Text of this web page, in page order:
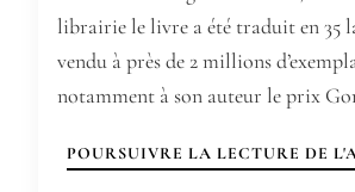
librairie le livre a été traduit en 35
vendu à près de 2 millions
notamment à son auteur le prix
POURSUIVRE LA LECTURE DE